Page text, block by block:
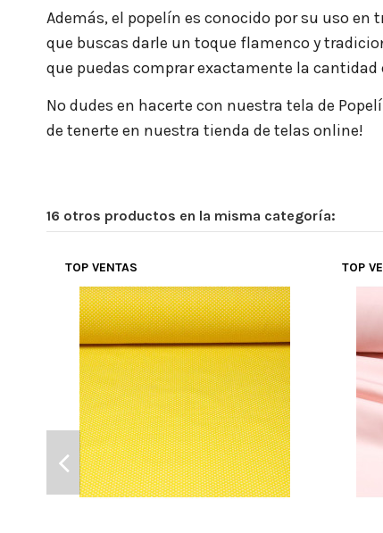
Además, el popelín es conocido por su uso
que buscas darle un toque flamenco y
que puedas comprar exactamente la
No dudes en hacerte con nuestra tela de
de tenerte en nuestra tienda de telas online!
16 otros productos en la misma categoría:
TOP VENTAS TOP